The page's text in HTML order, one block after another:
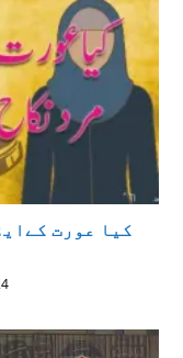
كيا عورت